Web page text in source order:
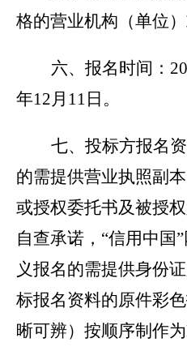
格的营业机构（单位）
六、报名时间：
年12月11日。
七、投标方报名资
的需提供营业执照副
或授权委托书及被授
自查承诺，“信用中国
义报名的需提供身份
标报名资料的原件彩
晰可辨）按顺序制作